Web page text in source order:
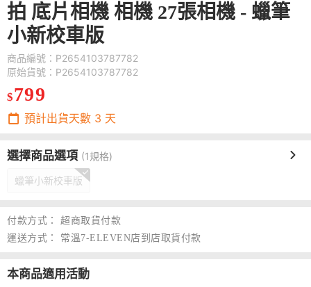
拍 底片相機 相機 27張相機 - 蠟筆
小新校車版
商品編號：P2654103787782
原始貨號：P2654103787782
$799
預計出貨天數 3 天
選擇商品選項 (1規格)
蠟筆小新校車版
付款方式：
超商取貨付款
運送方式：
常溫7-ELEVEN店到店取貨付款
本商品適用活動